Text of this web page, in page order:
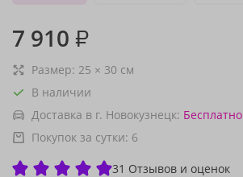
7 910 ₽
Размер: 25 × 30 см
В наличии
Доставка в г. Новокузнецк: Бесплатно
Покупок за сутки: 6
31 Отзывов и оценок